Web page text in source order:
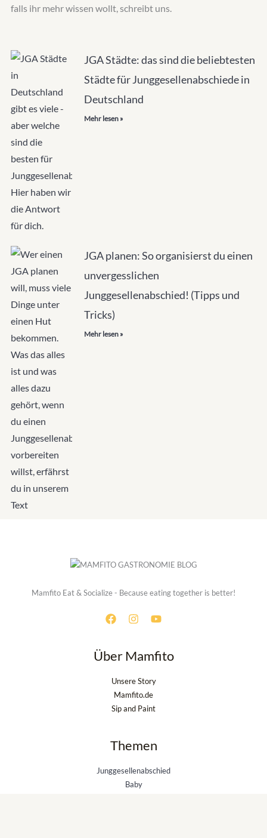
falls ihr mehr wissen wollt, schreibt uns.
JGA Städte: das sind die beliebtesten
Städte für Junggesellenabschiede in
Deutschland
Mehr lesen »
JGA planen: So organisierst du einen
unvergesslichen
Junggesellenabschied! (Tipps und
Tricks)
Mehr lesen »
Mamfito Eat & Socialize - Because eating together is better!
Über Mamfito
Unsere Story
Mamfito.de
Sip and Paint
Themen
Junggesellenabschied
Baby